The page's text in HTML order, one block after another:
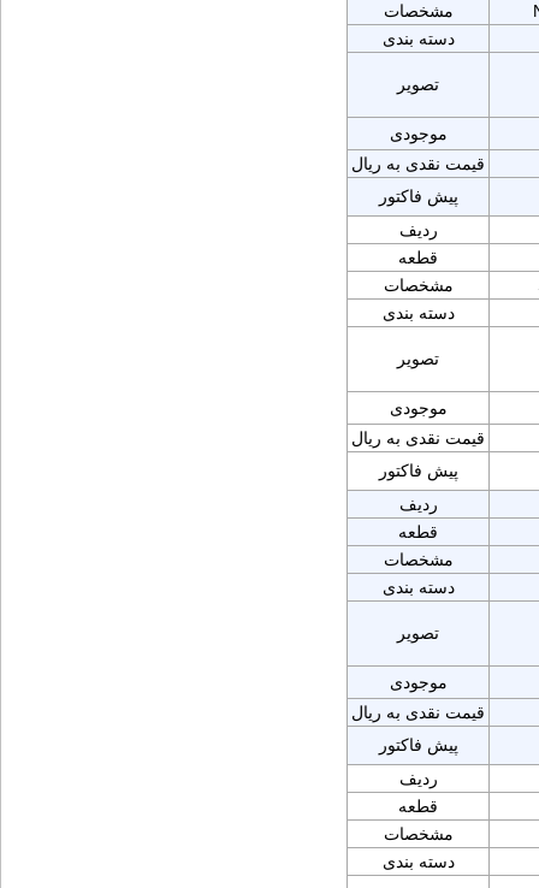
مشخصات
دسته بندی
تصویر
موجودی
قیمت نقدی به ریال
پیش فاکتور
ردیف
قطعه
مشخصات
دسته بندی
تصویر
موجودی
قیمت نقدی به ریال
پیش فاکتور
ردیف
قطعه
مشخصات
دسته بندی
تصویر
موجودی
قیمت نقدی به ریال
پیش فاکتور
ردیف
قطعه
مشخصات
دسته بندی